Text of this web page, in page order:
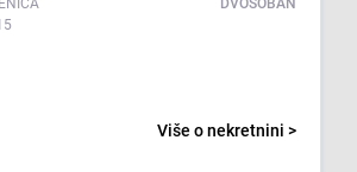
DVOSOBAN
Više o nekretnini >